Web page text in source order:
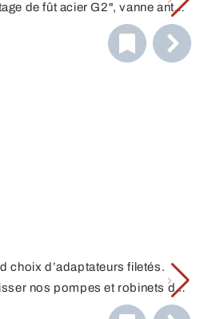
de fût acier G2", vanne anti-
nickelé, joints en FKM.
assise dans le fût, ces raccorts
encore plus simple et plus sûr.
choix d’adaptateurs filetés.
nos pompes et robinets de
récipients. En combinant